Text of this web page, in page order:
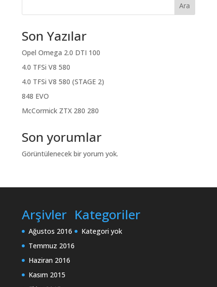
Ara
Son Yazılar
Opel Omega 2.0 DTI 100
4.0 TFSi V8 580
4.0 TFSi V8 580 (STAGE 2)
848 EVO
McCormick ZTX 280 280
Son yorumlar
Görüntülenecek bir yorum yok.
Arşivler
Ağustos 2016
Temmuz 2016
Haziran 2016
Kasım 2015
Kategoriler
Kategori yok